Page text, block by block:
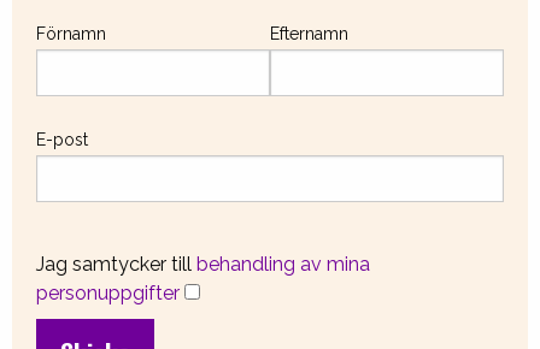
Förnamn Efternamn
E-post
Jag samtycker till behandling av mina
personuppgifter